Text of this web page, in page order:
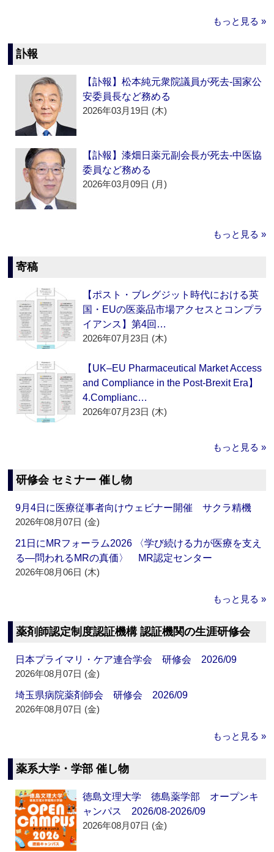
もっと見る »
訃報
【訃報】松本純元衆院議員が死去‐国家公
安委員長など務める
2026年03月19日 (木)
【訃報】漆畑日薬元副会長が死去‐中医協
委員など務める
2026年03月09日 (月)
もっと見る »
寄稿
【ポスト・ブレグジット時代における英
国・EUの医薬品市場アクセスとコンプラ
イアンス】第4回…
2026年07月23日 (木)
【UK–EU Pharmaceutical Market Access
and Compliance in the Post-Brexit Era】
4.Complianc…
2026年07月23日 (木)
もっと見る »
研修会 セミナー 催し物
9月4日に医療従事者向けウェビナー開催 サクラ精機
2026年08月07日 (金)
21日にMRフォーラム2026 〈学び続ける力が医療を支え
る―問われるMRの真価〉 MR認定センター
2026年08月06日 (木)
もっと見る »
薬剤師認定制度認証機構 認証機関の生涯研修会
日本プライマリ・ケア連合学会 研修会 2026/09
2026年08月07日 (金)
埼玉県病院薬剤師会 研修会 2026/09
2026年08月07日 (金)
もっと見る »
薬系大学・学部 催し物
徳島文理大学 徳島薬学部 オープンキ
ャンパス 2026/08-2026/09
2026年08月07日 (金)